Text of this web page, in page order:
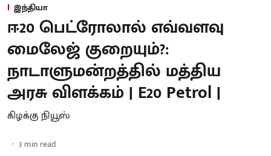
இந்தியா
ஈ20 பெட்ரோலால் எவ்வளவு
மைலேஜ் குறையும்?:
நாடாளுமன்றத்தில் மத்திய
அரசு விளக்கம் | E20 Petrol |
கிழக்கு நியூஸ்
3 min read